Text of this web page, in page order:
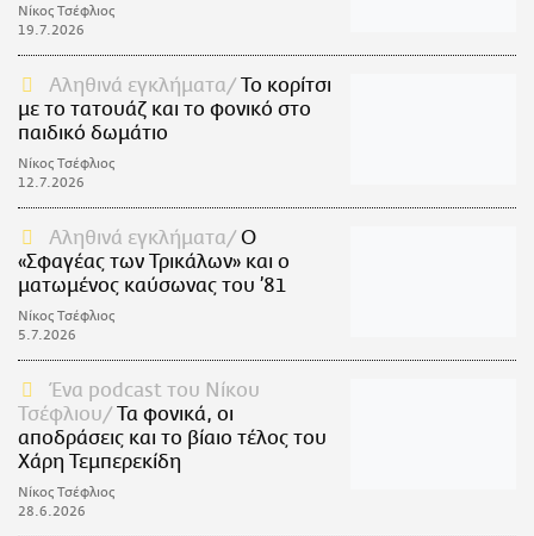
Νίκος Τσέφλιος
19.7.2026
Αληθινά εγκλήματα
Το κορίτσι
με το τατουάζ και το φονικό στο
παιδικό δωμάτιο
Νίκος Τσέφλιος
12.7.2026
Αληθινά εγκλήματα
Ο
«Σφαγέας των Τρικάλων» και ο
ματωμένος καύσωνας του ’81
Νίκος Τσέφλιος
5.7.2026
Ένα podcast του Νίκου
Τσέφλιου
Τα φονικά, οι
αποδράσεις και το βίαιο τέλος του
Χάρη Τεμπερεκίδη
Νίκος Τσέφλιος
28.6.2026